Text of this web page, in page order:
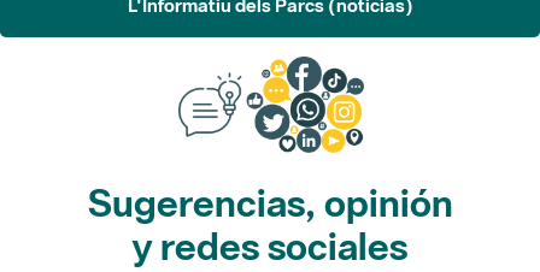
Sugerencias, opinión
y redes sociales